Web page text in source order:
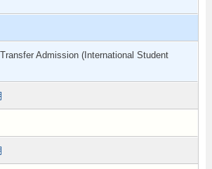
Admission (International Student